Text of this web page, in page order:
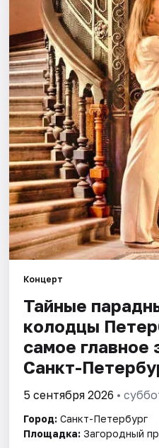
Города
Площадки
Артисты
Рейтинги
Концерт
Тайные
колодцы
самое главное
Санкт-
5 сентября 2026 •
Город: Санкт-Петербург
Площадка: Загородный